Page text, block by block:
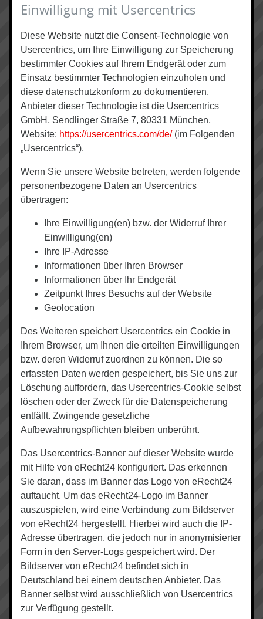
Einwilligung mit Usercentrics
Diese Website nutzt die Consent-Technologie von
Usercentrics, um Ihre Einwilligung zur Speicherung
bestimmter Cookies auf Ihrem Endgerät oder zum
Einsatz bestimmter Technologien einzuholen und
diese datenschutzkonform zu dokumentieren.
Anbieter dieser Technologie ist die Usercentrics
GmbH, Sendlinger Straße 7, 80331 München,
Website: https://usercentrics.com/de/(im Folgenden
„Usercentrics“).
Wenn Sie unsere Website betreten, werden folgende
personenbezogene Daten an Usercentrics
übertragen:
Ihre Einwilligung(en) bzw. der Widerruf Ihrer
Einwilligung(en)
Ihre IP-Adresse
Informationen über Ihren Browser
Informationen über Ihr Endgerät
Zeitpunkt Ihres Besuchs auf der Website
Geolocation
Des Weiteren speichert Usercentrics ein Cookie in
Ihrem Browser, um Ihnen die erteilten Einwilligungen
bzw. deren Widerruf zuordnen zu können. Die so
erfassten Daten werden gespeichert, bis Sie uns zur
Löschung auffordern, das Usercentrics-Cookie selbst
löschen oder der Zweck für die Datenspeicherung
entfällt. Zwingende gesetzliche
Aufbewahrungspflichten bleiben unberührt.
Das Usercentrics-Banner auf dieser Website wurde
mit Hilfe von eRecht24 konfiguriert. Das erkennen
Sie daran, dass im Banner das Logo von eRecht24
auftaucht. Um das eRecht24-Logo im Banner
auszuspielen, wird eine Verbindung zum Bildserver
von eRecht24 hergestellt. Hierbei wird auch die IP-
Adresse übertragen, die jedoch nur in anonymisierter
Form in den Server-Logs gespeichert wird. Der
Bildserver von eRecht24 befindet sich in
Deutschland bei einem deutschen Anbieter. Das
Banner selbst wird ausschließlich von Usercentrics
zur Verfügung gestellt.